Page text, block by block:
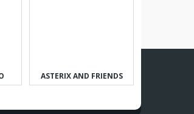
ASTERIX AND FRIENDS